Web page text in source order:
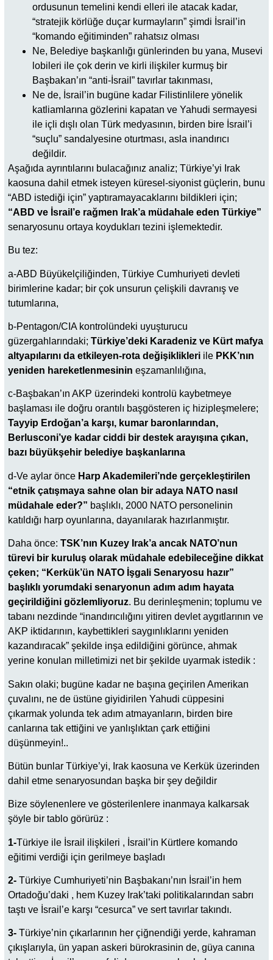
ordusunun temelini kendi elleri ile atacak kadar,
“stratejik körlüğe duçar kurmayların” şimdi İsrail’in
“komando eğitiminden” rahatsız olması
Ne, Belediye başkanlığı günlerinden bu yana, Musevi
lobileri ile çok derin ve kirli ilişkiler kurmuş bir
Başbakan’ın “anti-İsrail” tavırlar takınması,
Ne de, İsrail’in bugüne kadar Filistinlilere yönelik
katliamlarına gözlerini kapatan ve Yahudi sermayesi
ile içli dışlı olan Türk medyasının, birden bire İsrail’i
“suçlu” sandalyesine oturtması, asla inandırıcı
değildir.
Aşağıda ayrıntılarını bulacağınız analiz; Türkiye’yi Irak
kaosuna dahil etmek isteyen küresel-siyonist güçlerin, bunu
“ABD istediği için” yaptıramayacaklarını bildikleri için;
“ABD ve İsrail’e rağmen Irak’a müdahale eden Türkiye”
senaryosunu ortaya koydukları tezini işlemektedir.
Bu tez:
a-ABD Büyükelçiliğinden, Türkiye Cumhuriyeti devleti
birimlerine kadar; bir çok unsurun çelişkili davranış ve
tutumlarına,
b-Pentagon/CIA kontrolündeki uyuşturucu
güzergahlarındaki; Türkiye’deki Karadeniz ve Kürt mafya
altyapılarını da etkileyen-rota değişiklikleri ile PKK’nın
yeniden hareketlenmesinin eşzamanlılığına,
c-Başbakan’ın AKP üzerindeki kontrolü kaybetmeye
başlaması ile doğru orantılı başgösteren iç hizipleşmelere;
Tayyip Erdoğan’a karşı, kumar baronlarından,
Berlusconi’ye kadar ciddi bir destek arayışına çıkan,
bazı büyükşehir belediye başkanlarına
d-Ve aylar önce Harp Akademileri’nde gerçekleştirilen
“etnik çatışmaya sahne olan bir adaya NATO nasıl
müdahale eder?” başlıklı, 2000 NATO personelinin
katıldığı harp oyunlarına, dayanılarak hazırlanmıştır.
Daha önce: TSK’nın Kuzey Irak’a ancak NATO’nun
türevi bir kuruluş olarak müdahale edebileceğine dikkat
çeken; “Kerkük’ün NATO İşgali Senaryosu hazır”
başlıklı yorumdaki senaryonun adım adım hayata
geçirildiğini gözlemliyoruz. Bu derinleşmenin; toplumu ve
tabanı nezdinde “inandırıcılığını yitiren devlet aygıtlarının ve
AKP iktidarının, kaybettikleri saygınlıklarını yeniden
kazandıracak” şekilde inşa edildiğini görünce, ahmak
yerine konulan milletimizi net bir şekilde uyarmak istedik :
Sakın olaki; bugüne kadar ne başına geçirilen Amerikan
çuvalını, ne de üstüne giyidirilen Yahudi cüppesini
çıkarmak yolunda tek adım atmayanların, birden bire
canlarına tak ettiğini ve yanlışlıktan çark ettiğini
düşünmeyin!..
Bütün bunlar Türkiye’yi, Irak kaosuna ve Kerkük üzerinden
dahil etme senaryosundan başka bir şey değildir
Bize söylenenlere ve gösterilenlere inanmaya kalkarsak
şöyle bir tablo görürüz :
1-Türkiye ile İsrail ilişkileri , İsrail’in Kürtlere komando
eğitimi verdiği için gerilmeye başladı
2- Türkiye Cumhuriyeti’nin Başbakanı’nın İsrail’in hem
Ortadoğu’daki , hem Kuzey Irak’taki politikalarından sabrı
taştı ve İsrail’e karşı “cesurca” ve sert tavırlar takındı.
3- Türkiye’nin çıkarlarının her çiğnendiği yerde, kahraman
çıkışlarıyla, ün yapan askeri bürokrasinin de, güya canına